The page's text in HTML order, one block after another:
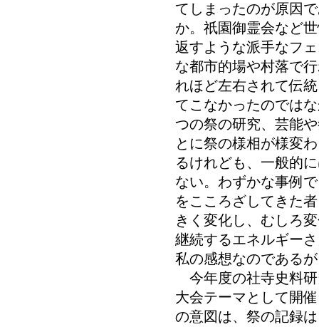
てしまったのが原因
か。祇園御霊会など
返すような派手なフ
な都市的場や村落で
れほど左右されて伝
てこなかったのでは
つの祭の研究、芸能
とに祭の様相が様変
るけれども、一般的
ない。わずかな事例
をこころざしてきた
きく変化し、むしろ
継続するエネルギー
私の感想なのである
今年度の社寺史料
大会テーマとして開
の意図は、祭の記録